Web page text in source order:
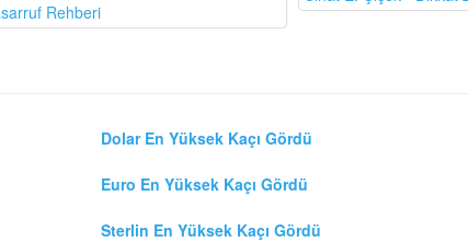
Rehberi
Dolar En Yüksek Kaçı Gördü
Euro En Yüksek Kaçı Gördü
Sterlin En Yüksek Kaçı Gördü